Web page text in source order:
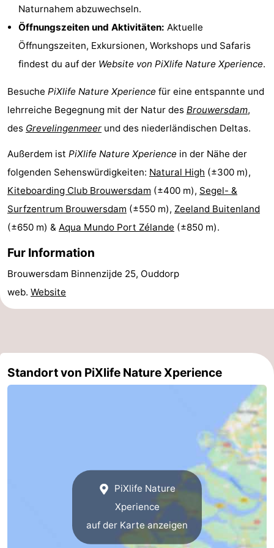
Schwimmbader
Radfahren
Golfplatze
-
Surfen
-
Sportangeln
-
Tauchen
Seehunden
und
trinken
Veranstaltungen
Praktisch
Route
-
Naturnahem abzuwechseln.
Öffnungszeiten und Aktivitäten: Aktuelle
Öffnungszeiten, Exkursionen, Workshops und Safaris
findest du auf der Website von PiXlife Nature Xperience.
Besuche PiXlife Nature Xperience für eine entspannte und
lehrreiche Begegnung mit der Natur des Brouwersdam,
des Grevelingenmeer und des niederländischen Deltas.
Außerdem ist PiXlife Nature Xperience in der Nähe der
folgenden Sehenswürdigkeiten: Natural High (±300 m),
Kiteboarding Club Brouwersdam (±400 m), Segel- &
Surfzentrum Brouwersdam (±550 m), Zeeland Buitenland
(±650 m) & Aqua Mundo Port Zélande (±850 m).
Fur Information
Brouwersdam Binnenzijde 25, Ouddorp
web. Website
Standort von PiXlife Nature Xperience
PiXlife Nature
Xperience
auf der Karte anzeigen